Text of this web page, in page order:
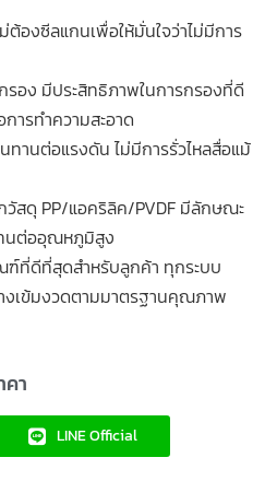
ต้องซีลแกนเพื่อให้มั่นใจว่าไม่มีการ
อง มีประสิทธิภาพในการกรองที่ดี
ารทำความสะอาด
านต่อแรงดัน ไม่มีการรั่วไหลสื่อแม้
วัสดุ PP/แอคริลิค/PVDF มีลักษณะ
นต่ออุณหภูมิสูง
ฑ์ที่ดีที่สุดสำหรับลูกค้า ทุกระบบ
เข้มงวดตามมาตรฐานคุณภาพ
า
LINE Official